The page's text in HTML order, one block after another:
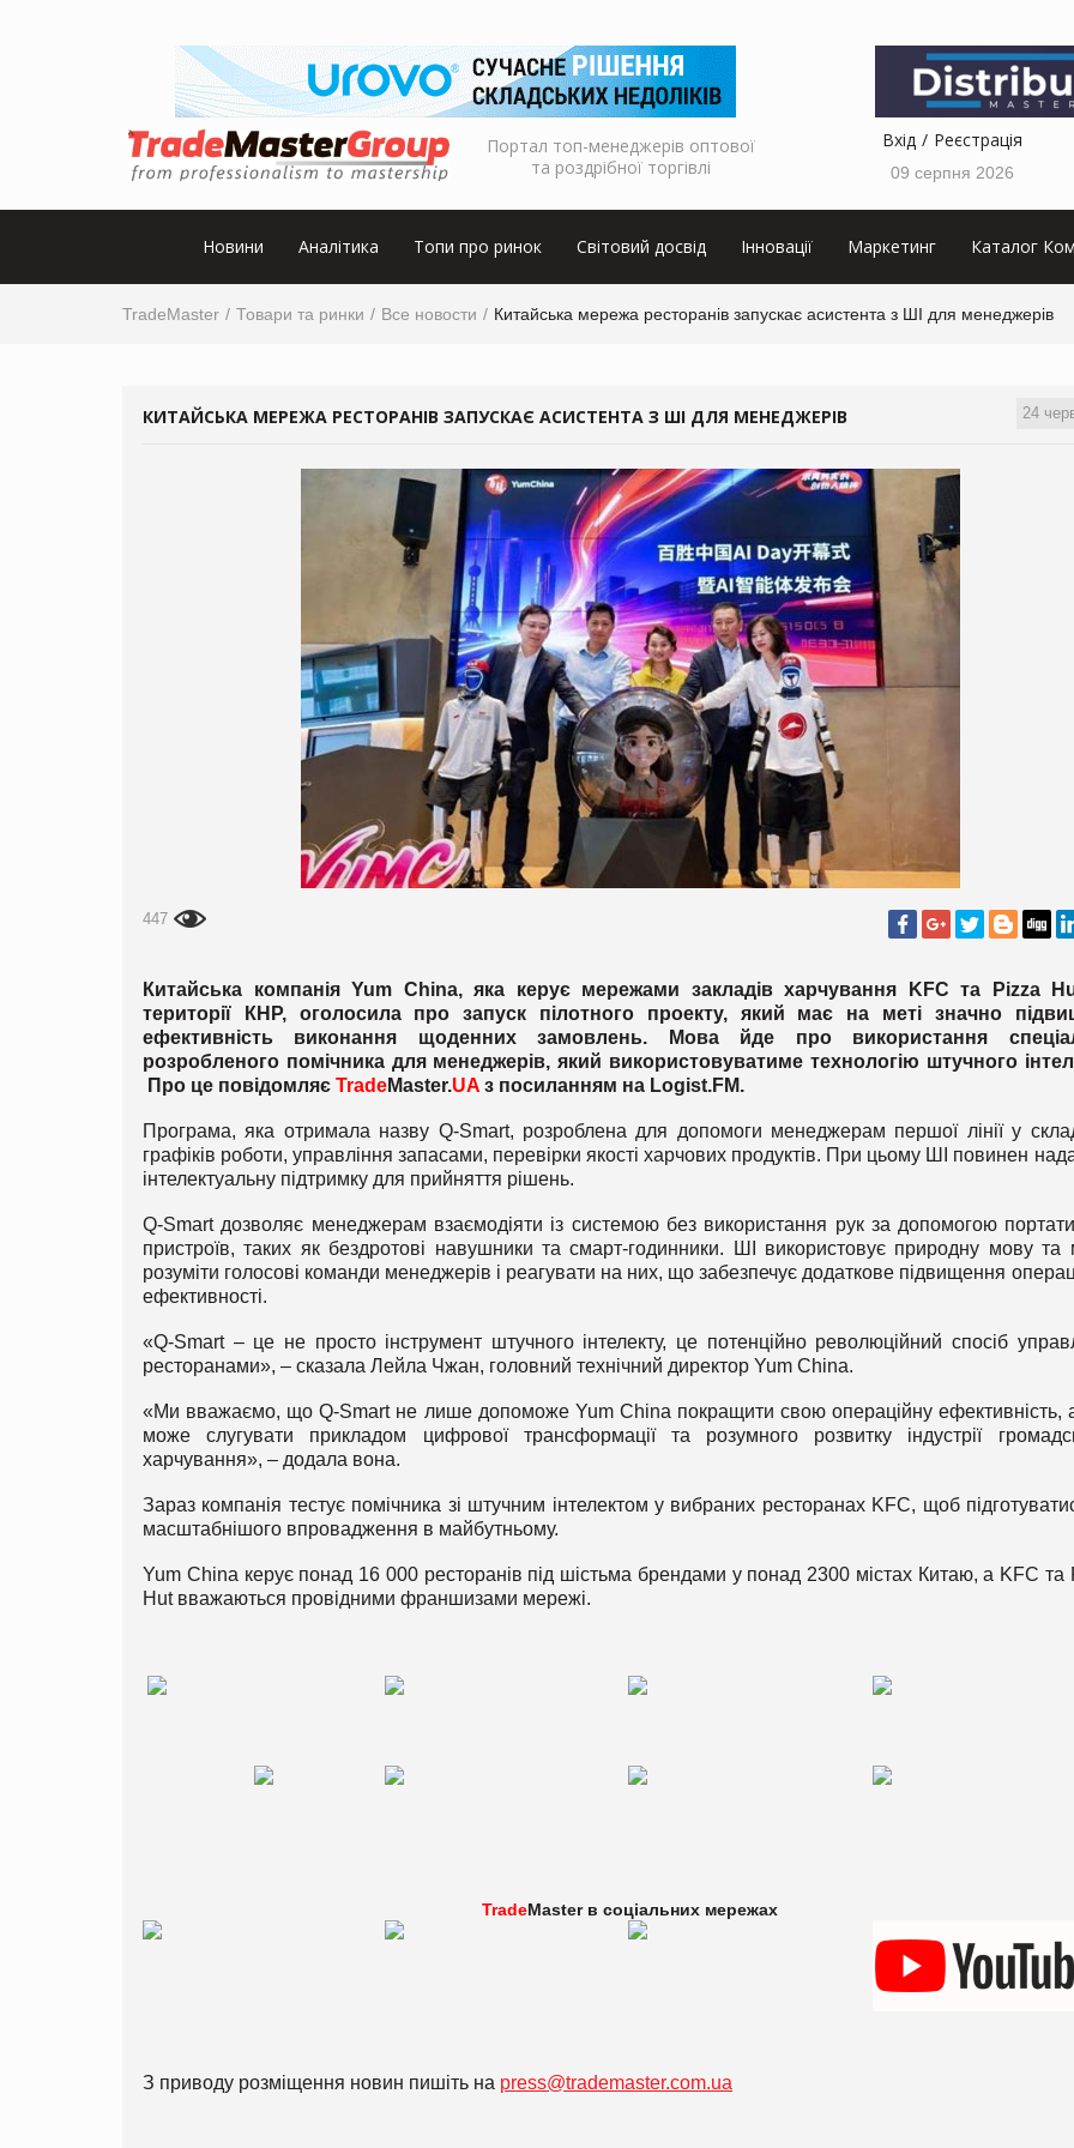
Портал топ-менеджерів оптової
та роздрібної торгівлі
Вхід Реєстрація
09 серпня 2026
Новини Аналітика Топи про ринок Світовий досвід Інновації Маркетинг Каталог
TradeMaster Товари та ринки Все новости Китайська мережа ресторанів запускає асистента з ШІ для менеджерів
24
КИТАЙСЬКА МЕРЕЖА РЕСТОРАНІВ ЗАПУСКАЄ АСИСТЕНТА З ШІ ДЛЯ МЕНЕДЖЕРІВ
447
Китайська компанія Yum China, яка керує мережами закладів харчування KFC та Pizza
території КНР, оголосила про запуск пілотного проекту, який має на меті значно
ефективність виконання щоденних замовлень. Мова йде про використання
розробленого помічника для менеджерів, який використовуватиме технологію штучного
Про це повідомляє TradeMaster.UA з посиланням на Logist.FM.
Програма, яка отримала назву Q-Smart, розроблена для допомоги менеджерам першої лінії у
графіків роботи, управління запасами, перевірки якості харчових продуктів. При цьому ШІ повинен
інтелектуальну підтримку для прийняття рішень.
Q-Smart дозволяє менеджерам взаємодіяти із системою без використання рук за допомогою
пристроїв, таких як бездротові навушники та смарт-годинники. ШІ використовує природну мову та
розуміти голосові команди менеджерів і реагувати на них, що забезпечує додаткове підвищення
ефективності.
«Q-Smart – це не просто інструмент штучного інтелекту, це потенційно революційний спосіб
ресторанами», – сказала Лейла Чжан, головний технічний директор Yum China.
«Ми вважаємо, що Q-Smart не лише допоможе Yum China покращити свою операційну ефективність,
може слугувати прикладом цифрової трансформації та розумного розвитку індустрії
харчування», – додала вона.
Зараз компанія тестує помічника зі штучним інтелектом у вибраних ресторанах KFC, щоб
масштабнішого впровадження в майбутньому.
Yum China керує понад 16 000 ресторанів під шістьма брендами у понад 2300 містах Китаю, а KFC та
Hut вважаються провідними франшизами мережі.
TradeMaster в соціальних мережах
З приводу розміщення новин пишіть на press@trademaster.com.ua